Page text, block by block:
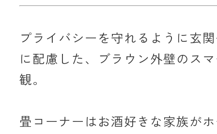
プライバシーを守れるように玄
に配慮した、ブラウン外壁のス
観。
畳コーナーはお酒好きな家族が